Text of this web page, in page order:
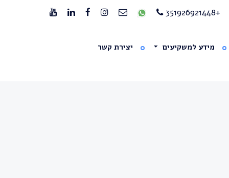
+351926921448
מידע למשקיעים יצירת קשר